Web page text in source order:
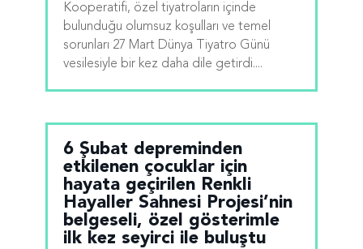
Kooperatifi, özel tiyatroların içinde
bulunduğu olumsuz koşulları ve temel
sorunları 27 Mart Dünya Tiyatro Günü
vesilesiyle bir kez daha dile getirdi....
6 Şubat depreminden
etkilenen çocuklar için
hayata geçirilen Renkli
Hayaller Sahnesi Projesi’nin
belgeseli, özel gösterimle
ilk kez seyirci ile buluştu